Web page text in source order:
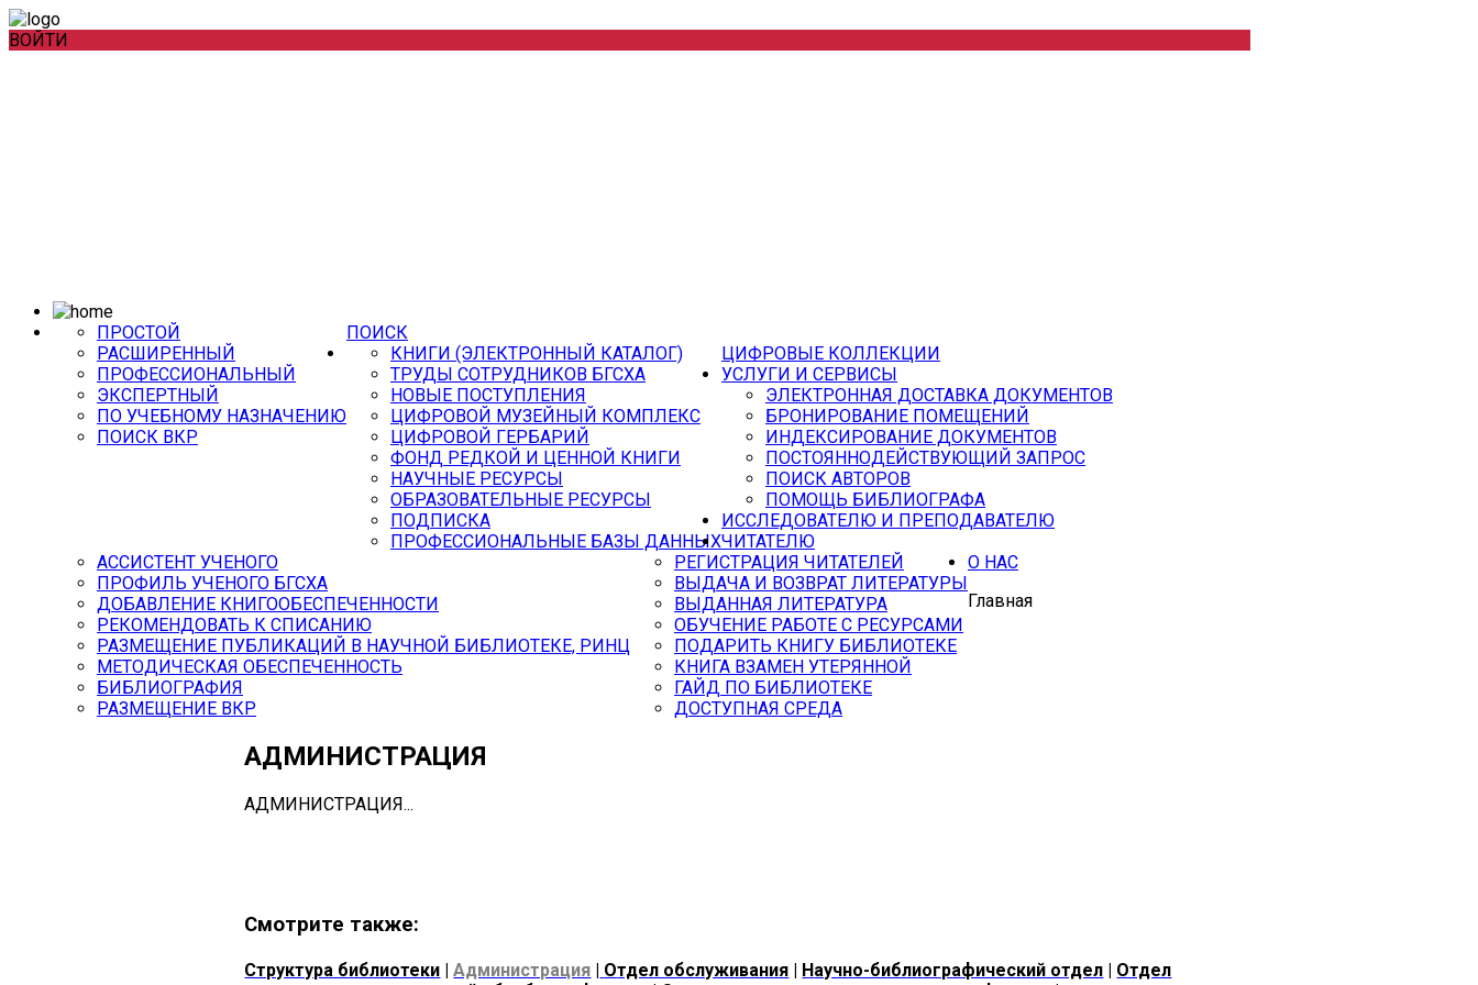
ВОЙТИ
ПОИСК
ПРОСТОЙ
РАСШИРЕННЫЙ
ПРОФЕССИОНАЛЬНЫЙ
ЭКСПЕРТНЫЙ
ПО УЧЕБНОМУ НАЗНАЧЕНИЮ
ПОИСК ВКР
ЦИФРОВЫЕ КОЛЛЕКЦИИ
КНИГИ (ЭЛЕКТРОННЫЙ КАТАЛОГ)
ТРУДЫ СОТРУДНИКОВ БГСХА
НОВЫЕ ПОСТУПЛЕНИЯ
ЦИФРОВОЙ МУЗЕЙНЫЙ КОМПЛЕКС
ЦИФРОВОЙ ГЕРБАРИЙ
ФОНД РЕДКОЙ И ЦЕННОЙ КНИГИ
НАУЧНЫЕ РЕСУРСЫ
ОБРАЗОВАТЕЛЬНЫЕ РЕСУРСЫ
ПОДПИСКА
ПРОФЕССИОНАЛЬНЫЕ БАЗЫ ДАННЫХ
УСЛУГИ И СЕРВИСЫ
ЭЛЕКТРОННАЯ ДОСТАВКА ДОКУМЕНТОВ
БРОНИРОВАНИЕ ПОМЕЩЕНИЙ
ИНДЕКСИРОВАНИЕ ДОКУМЕНТОВ
ПОСТОЯННОДЕЙСТВУЮЩИЙ ЗАПРОС
ПОИСК АВТОРОВ
ПОМОЩЬ БИБЛИОГРАФА
ИССЛЕДОВАТЕЛЮ И ПРЕПОДАВАТЕЛЮ
АССИСТЕНТ УЧЕНОГО
ПРОФИЛЬ УЧЕНОГО БГСХА
ДОБАВЛЕНИЕ КНИГООБЕСПЕЧЕННОСТИ
РЕКОМЕНДОВАТЬ К СПИСАНИЮ
РАЗМЕЩЕНИЕ ПУБЛИКАЦИЙ В НАУЧНОЙ БИБЛИОТЕКЕ, РИНЦ
МЕТОДИЧЕСКАЯ ОБЕСПЕЧЕННОСТЬ
БИБЛИОГРАФИЯ
РАЗМЕЩЕНИЕ ВКР
ЧИТАТЕЛЮ
РЕГИСТРАЦИЯ ЧИТАТЕЛЕЙ
ВЫДАЧА И ВОЗВРАТ ЛИТЕРАТУРЫ
ВЫДАННАЯ ЛИТЕРАТУРА
ОБУЧЕНИЕ РАБОТЕ С РЕСУРСАМИ
ПОДАРИТЬ КНИГУ БИБЛИОТЕКЕ
КНИГА ВЗАМЕН УТЕРЯННОЙ
ГАЙД ПО БИБЛИОТЕКЕ
ДОСТУПНАЯ СРЕДА
О НАС
Главная
АДМИНИСТРАЦИЯ
АДМИНИСТРАЦИЯ...
Смотрите также:
Структура библиотеки |Администрация | Отдел обслуживания | Научно-библиографический отдел | Отдел